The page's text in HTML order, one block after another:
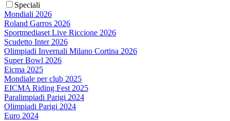
Speciali
Mondiali 2026
Roland Garros 2026
Sportmediaset Live Riccione 2026
Scudetto Inter 2026
Olimpiadi Invernali Milano Cortina 2026
Super Bowl 2026
Eicma 2025
Mondiale per club 2025
EICMA Riding Fest 2025
Paralimpiadi Parigi 2024
Olimpiadi Parigi 2024
Euro 2024